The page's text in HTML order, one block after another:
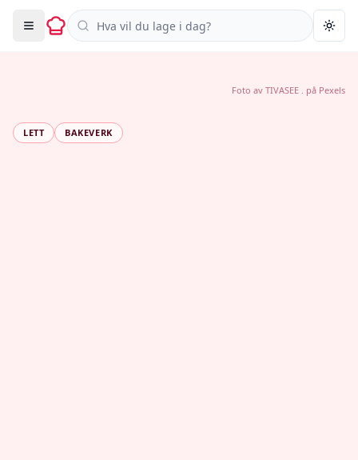
Søk i oppskrifter
LETT BAKEVERK
Foto av TIVASEE . på Pexels